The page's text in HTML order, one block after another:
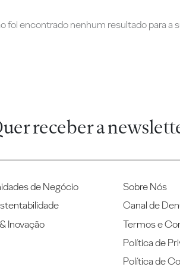
foi encontrado nenhum resultado para a
receber a
de Negócio
Inovação
Sobre Nós
Canal de
Termos e
Política de
Política de